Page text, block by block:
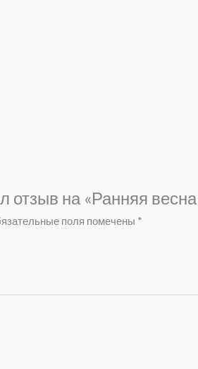
отзыв на «Ранняя
поля помечены *